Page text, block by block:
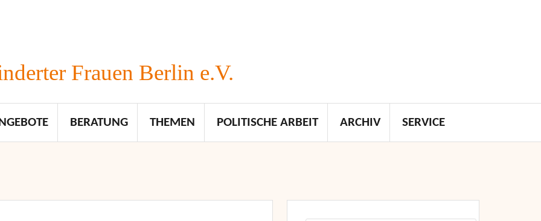
Frauen Berlin e.V.
BERATUNG THEMEN POLITISCHE ARBEIT ARCHIV SERVICE